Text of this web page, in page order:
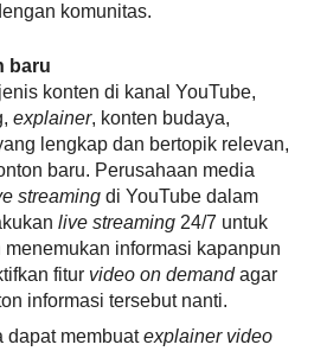
komunitas.
baru
konten di kanal YouTube,
explainer, konten budaya,
lengkap dan bertopik relevan,
baru. Perusahaan media
streaming di YouTube dalam
live streaming 24/7 untuk
informasi kapanpun
fitur video on demand agar
informasi tersebut nanti.
dapat membuat explainer video